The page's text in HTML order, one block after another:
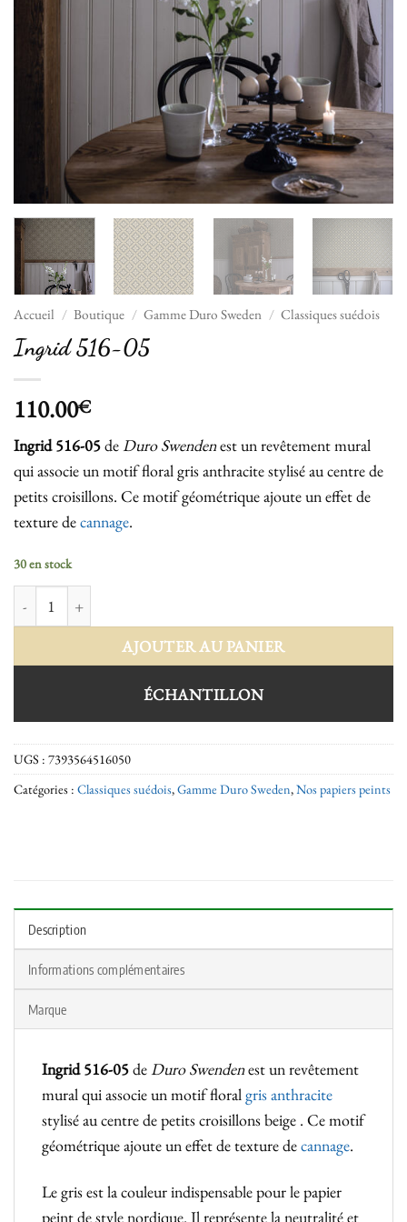
Accueil / Boutique / Gamme Duro Sweden / Classiques suédois
Ingrid 516-05
110.00€
Ingrid 516-05deDuro Swendenest un revêtement mural
qui associe un motif floral gris anthracite stylisé au centre de
petits croisillons. Ce motif géométrique ajoute un effet de
texture decannage.
30 en stock
AJOUTER AU PANIER
ÉCHANTILLON
UGS : 7393564516050
Catégories : Classiques suédois,Gamme Duro Sweden,Nos papiers peints
Description
Informations complémentaires
Marque
Ingrid 516-05deDuro Swendenest un revêtement
mural qui associe un motif floralgris anthracite
stylisé au centre de petits croisillons beige . Ce motif
géométrique ajoute un effet de texture decannage.
Le gris est la couleur indispensable pour le papier
peint de style nordique. Il représente la neutralité et